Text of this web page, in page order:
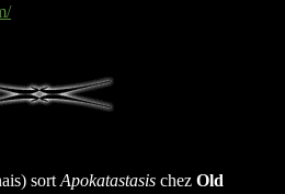
sort Apokatastasis chez Old